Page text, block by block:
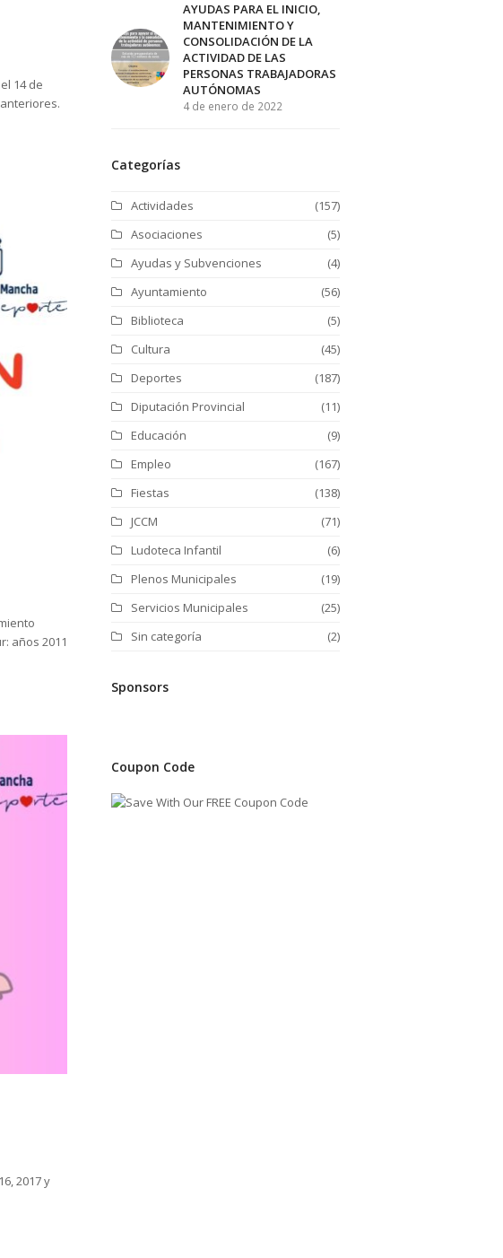
14 de
anteriores.
años 2011
2017 y
AYUDAS PARA EL INICIO,
MANTENIMIENTO Y
CONSOLIDACIÓN DE LA
ACTIVIDAD DE LAS
PERSONAS TRABAJADORAS
AUTÓNOMAS
4 de enero de 2022
Categorías
Actividades
(157)
Asociaciones
(5)
Ayudas y Subvenciones
(4)
Ayuntamiento
(56)
Biblioteca
(5)
Cultura
(45)
Deportes
(187)
Diputación Provincial
(11)
Educación
(9)
Empleo
(167)
Fiestas
(138)
JCCM
(71)
Ludoteca Infantil
(6)
Plenos Municipales
(19)
Servicios Municipales
(25)
Sin categoría
(2)
Sponsors
Coupon Code